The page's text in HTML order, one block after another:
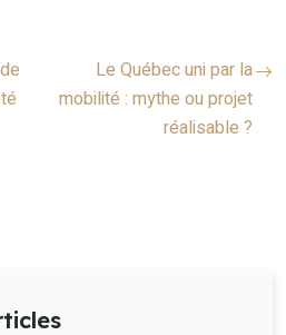
Le Québec uni par la
mobilité : mythe ou projet
réalisable ?